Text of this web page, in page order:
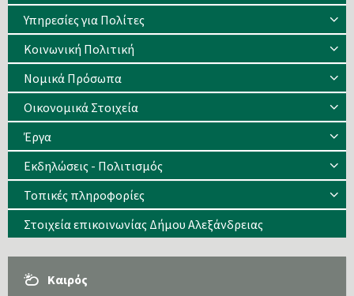
Υπηρεσίες για Πολίτες
Κοινωνική Πολιτική
Νομικά Πρόσωπα
Οικονομικά Στοιχεία
Έργα
Εκδηλώσεις - Πολιτισμός
Τοπικές πληροφορίες
Στοιχεία επικοινωνίας Δήμου Αλεξάνδρειας
Καιρός